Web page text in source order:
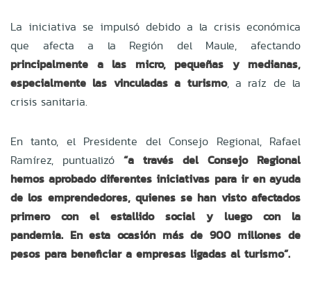
La iniciativa se impulsó debido a la crisis económica
que afecta a la Región del Maule, afectando
principalmente a las micro, pequeñas y medianas,
especialmente las vinculadas a turismo, a raíz de la
crisis sanitaria.
En tanto, el Presidente del Consejo Regional, Rafael
Ramírez, puntualizó “a través del Consejo Regional
hemos aprobado diferentes iniciativas para ir en ayuda
de los emprendedores, quienes se han visto afectados
primero con el estallido social y luego con la
pandemia. En esta ocasión más de 900 millones de
pesos para beneficiar a empresas ligadas al turismo”.